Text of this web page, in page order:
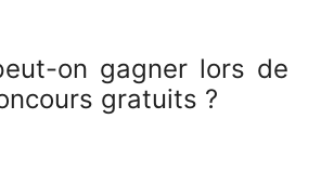
on gagner lors de
gratuits ?